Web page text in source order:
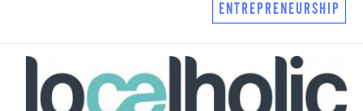
ENTREPRENEURSHIP